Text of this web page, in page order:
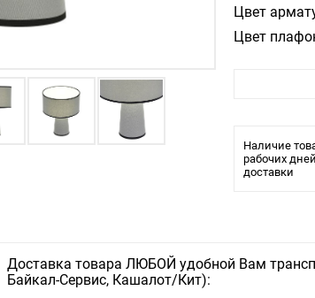
Цвет
Цвет
Наличие
рабочих
доставки
Доставка товара ЛЮБОЙ удобной Вам
Байкал-Сервис, Кашалот/Кит):